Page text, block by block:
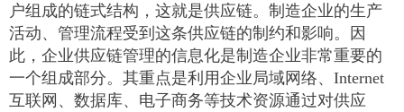
户组成的链式结构，这就是供应链。制造企业的生产
活动、管理流程受到这条供应链的制约和影响。因
此，企业供应链管理的信息化是制造企业非常重要的
一个组成部分。其重点是利用企业局域网络、Internet
互联网、数据库、电子商务等技术资源通过对供应